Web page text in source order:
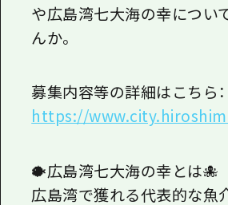
や広島湾七大海の幸につい
んか。
募集内容等の詳細はこちら：
https://
🐡広島湾七大海の幸とは🐙
広島湾で獲れる代表的な魚